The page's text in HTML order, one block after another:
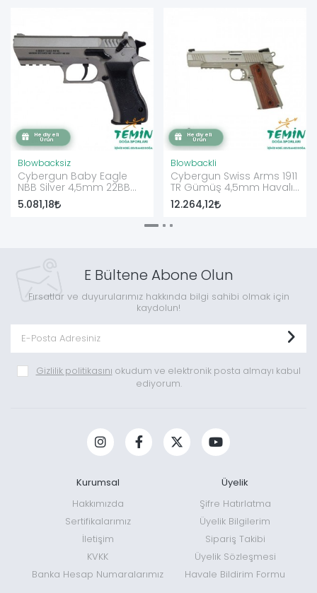
Blowbacksiz
Cybergun Baby Eagle
NBB Silver 4,5mm 22BB
Havalı Tabanca
5.081,18
Blowbackli
Cybergun Swiss Arms 1911
TR Gümüş 4,5mm Havalı
Tabanca
12.264,12
E Bültene Abone Olun
Fırsatlar ve duyurularımız hakkında bilgi sahibi olmak için
kaydolun!
Gizlilik politikasını okudum ve elektronik posta almayı kabul
ediyorum.
Kurumsal
Hakkımızda
Sertifikalarımız
İletişim
KVKK
Banka Hesap Numaralarımız
Üyelik
Şifre Hatırlatma
Üyelik Bilgilerim
Sipariş Takibi
Üyelik Sözleşmesi
Havale Bildirim Formu